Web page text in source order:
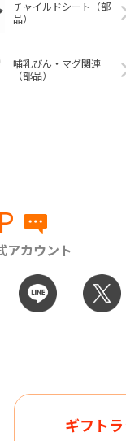
チャイルドシート（部
品）
哺乳びん・マグ関連
（部品）
アカウント
ギフト